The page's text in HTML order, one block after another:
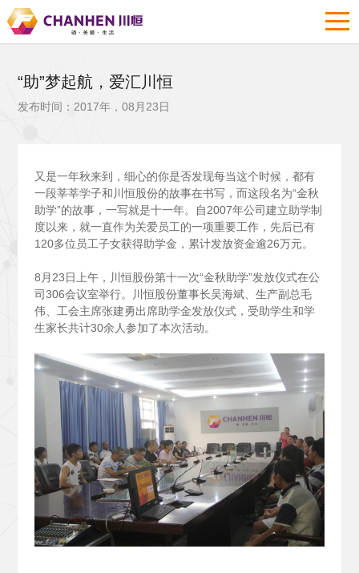
“助”梦起航，爱汇川恒
发布时间：2017年，08月23日
又是一年秋来到，细心的你是否发现每当这个时候，都有
一段莘莘学子和川恒股份的故事在书写，而这段名为“金秋
助学”的故事，一写就是十一年。自2007年公司建立助学制
度以来，就一直作为关爱员工的一项重要工作，先后已有
120多位员工子女获得助学金，累计发放资金逾26万元。
8 月23日上午，川恒股份第十一次“金秋助学”发放仪式在公
司306会议室举行。川恒股份董事长吴海斌、生产副总毛
伟、工会主席张建勇出席助学金发放仪式，受助学生和学
生家长共计30余人参加了本次活动。